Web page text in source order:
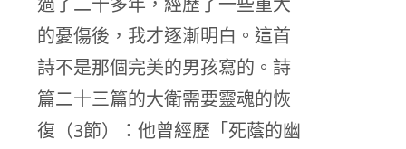
的憂傷後，我才逐漸明白。這首
詩不是那個完美的男孩寫的。詩
篇二十三篇的大衛需要靈魂的恢
復（3節）：他曾經歷「死蔭的幽